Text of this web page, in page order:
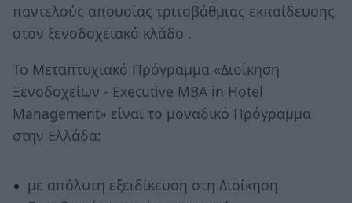
παντελούς απουσίας τριτοβάθμιας εκπαίδευσης
στον ξενοδοχειακό κλάδο .
Το Μεταπτυχιακό Πρόγραμμα «Διοίκηση
Ξενοδοχείων - Executive MBA in Hotel
Management» είναι το μοναδικό Πρόγραμμα
στην Ελλάδα:
με απόλυτη εξειδίκευση στη Διοίκηση